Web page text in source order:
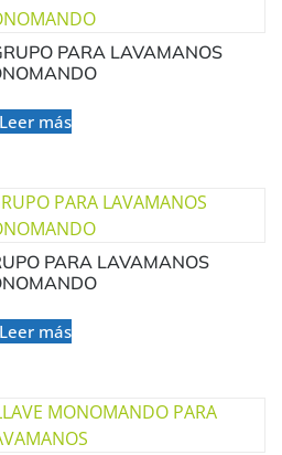
PARA LAVAMANOS
Leer más
PARA LAVAMANOS
Leer más